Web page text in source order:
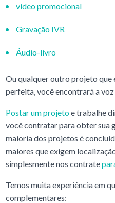
vídeo promocional
Gravação IVR
Áudio-livro
Ou qualquer outro projeto que
perfeita, você encontrará a
Postar um projetoe trabalhe
você contratar para obter sua
maioria dos projetos é
maiores que exigem
simplesmente nos contrate
Temos muita experiência em
complementares: